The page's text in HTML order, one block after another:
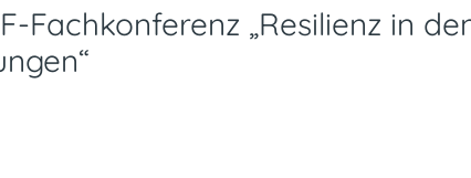
Fachkonferenz „Resilienz in